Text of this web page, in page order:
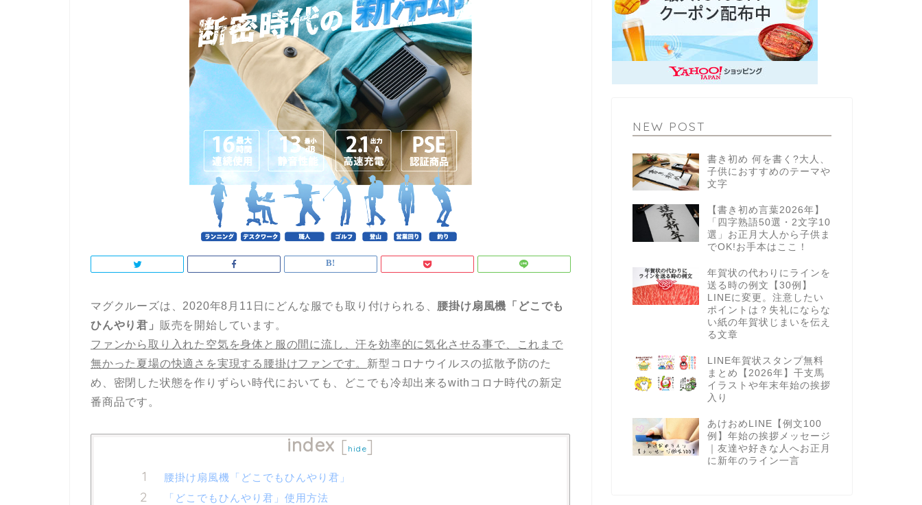
マグクルーズは、2020年8月11日にどんな服でも取り付けられる、 腰掛け扇風機「どこでも
ひんやり君」 販売を開始しています。
ファンから取り入れた空気を身体と服の間に流し、汗を効率的に気化させる事で、これまで
無かった夏場の快適さを実現する腰掛けファンです。 新型コロナウイルスの拡散予防のた
め、密閉した状態を作りずらい時代においても、どこでも冷却出来るwithコロナ時代の新定
番商品です。
index [ hide]
腰掛け扇風機「どこでもひんやり君」
「どこでもひんやり君」使用方法
NEW POST
書き初め 何を書く?大人、
子供におすすめのテーマや
文字
【書き初め言葉2026年】
「四字熟語50選・2文字10
選」お正月大人から子供ま
でOK!お手本はここ！
年賀状の代わりにラインを
送る時の例文【30例】
LINEに変更。注意したい
ポイントは？失礼にならな
い紙の年賀状じまいを伝え
る文章
LINE年賀状スタンプ無料
まとめ【2026年】干支馬
イラストや年末年始の挨拶
入り
あけおめLINE【例文100
例】年始の挨拶メッセージ
｜友達や好きな人へお正月
に新年のライン一言